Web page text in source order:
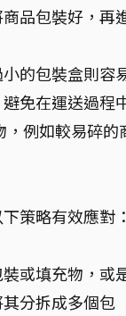
品包裝好，再
的包裝盒則容
免在運送過程
例如較易碎的
策略有效應對：
或填充物，或
分拆成多個包